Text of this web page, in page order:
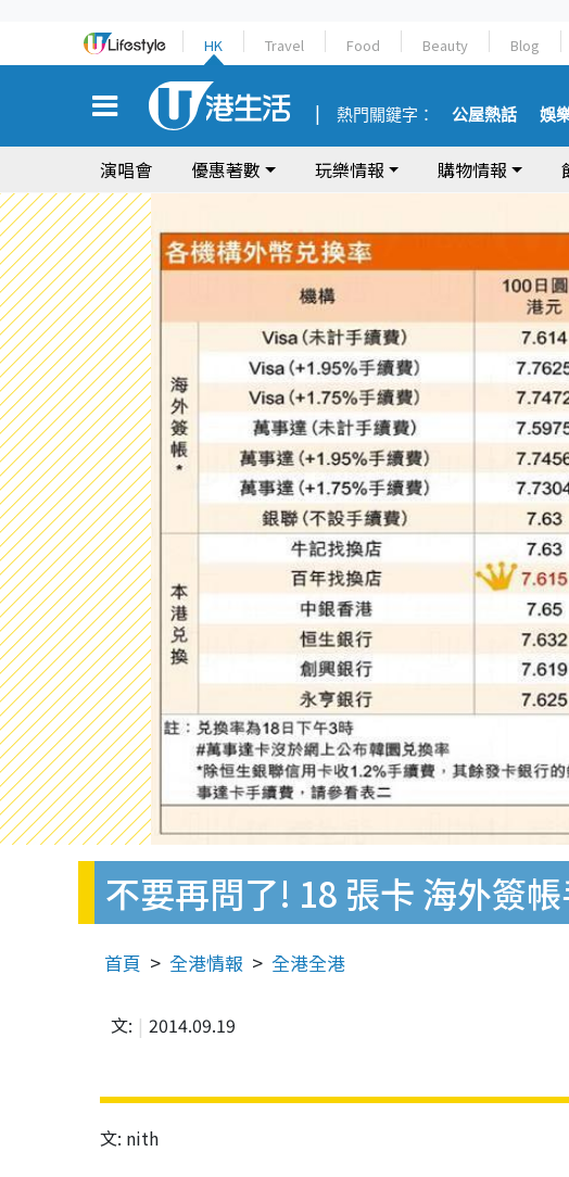
HK Travel Food Beauty Blog
熱門關鍵字： 公屋熱話 娛
演唱會 優惠著數 玩樂情報 購物情報
不要再問了! 18 張卡 海外簽
首頁 全港情報 全港全港
文: 2014.09.19
文: nith